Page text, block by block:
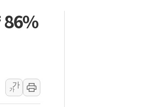
고용 둔화·호르무즈 재개방 기대에 강세
화에 실적 호조까지, 상승...호실적 보고 기업
화재 1명 중상…대응 1단계 진압 중
86%
가
가